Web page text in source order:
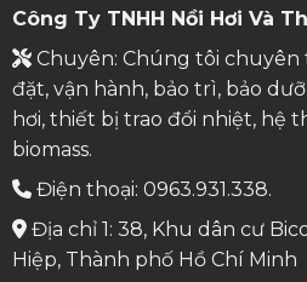
Công Ty TNHH Nồi Hơi Và
Chuyên: Chúng tôi chuyên
đặt, vận hành, bảo trì, bảo
hơi, thiết bị trao đổi nhiệt, hệ
biomass.
Điện thoại: 0963.931.338.
Địa chỉ 1: 38, Khu dân cư
Hiệp, Thành phố Hồ Chí Minh